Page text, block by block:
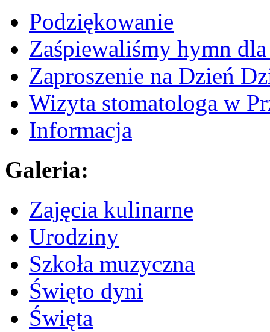
Podziękowanie
Zaśpiewaliśmy hymn dla
Zaproszenie na Dzień
Wizyta stomatologa w
Informacja
Galeria:
Zajęcia kulinarne
Urodziny
Szkoła muzyczna
Święto dyni
Święta